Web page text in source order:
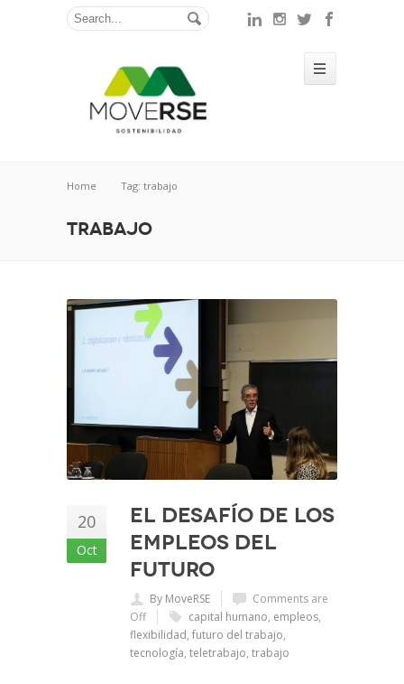
Home Tag: trabajo
trabajo
20
Oct
El desafío de los
empleos del
futuro
By MoveRSE
Comments are
Off
capital humano, empleos,
flexibilidad, futuro del trabajo,
tecnología, teletrabajo, trabajo